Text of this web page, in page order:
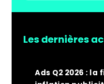
Les dernières
Ads Q2 2026 : la